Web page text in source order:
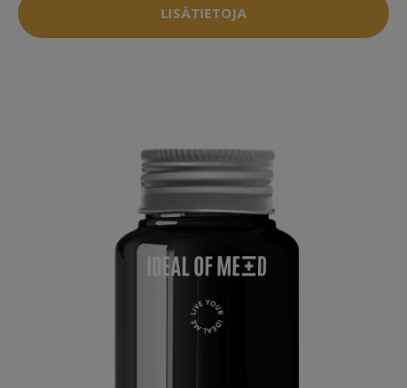
LISÄTIETOJA